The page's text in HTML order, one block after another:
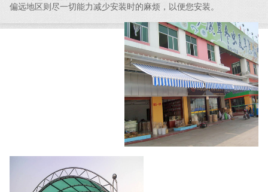
偏远地区则尽一切能力减少安装时的麻烦，以便您安装。